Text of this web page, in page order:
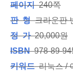
페이지240쪽
판 형크라운판
정 가20,000원
ISBN978-89-
키워드리눅스 /